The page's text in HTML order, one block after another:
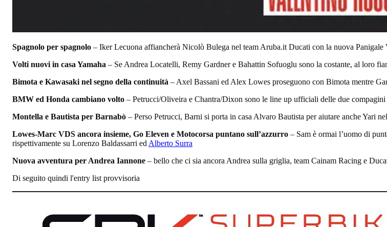
Spagnolo per spagnolo – Iker Lecuona affiancherà Nicolò Bulega nel team Aruba.it Ducati con la nuova Panigale
Volti nuovi in casa Yamaha – Se Andrea Locatelli, Remy Gardner e Bahattin Sofuoglu sono la costante, al loro
Bimota e Kawasaki nel segno della continuità – Axel Bassani ed Alex Lowes proseguono con Bimota mentre
BMW ed Honda cambiano volto – Petrucci/Oliveira e Chantra/Dixon sono le line up ufficiali delle due
Montella e Bautista per Barnabò – Perso Petrucci, Barni si porta in casa Alvaro Bautista per aiutare anche Yari
Lowes-Marc VDS ancora insieme, Go Eleven e Motocorsa puntano sull’azzurro – Sam è ormai l’uomo di
rispettivamente su Lorenzo Baldassarri ed Alberto Surra
Nuova avventura per Andrea Iannone – bello che ci sia ancora Andrea sulla griglia, team Cainam Racing e
Di seguito quindi l'entry list provvisoria